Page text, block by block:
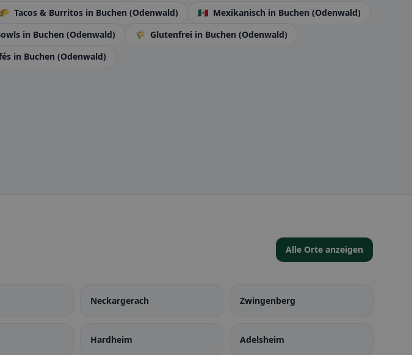
🌮 Tacos & Burritos in Buchen (Odenwald) 🇲🇽 Mexikanisch in Buchen (Odenwald)
in Buchen (Odenwald) 🌾 Glutenfrei in Buchen (Odenwald)
in Buchen (Odenwald)
Alle Orte anzeigen
Neckargerach Zwingenberg
Hardheim Adelsheim